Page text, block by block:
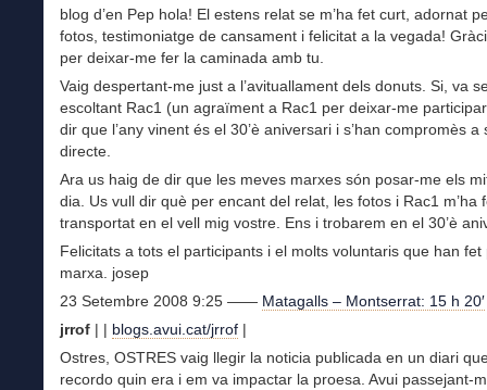
blog d’en Pep hola! El estens relat se m’ha fet curt, adornat
fotos, testimoniatge de cansament i felicitat a la vegada!
per deixar-me fer la caminada amb tu.
Vaig despertant-me just a l’avituallament dels donuts. Si, va
escoltant Rac1 (un agraïment a Rac1 per deixar-me
dir que l’any vinent és el 30’è aniversari i s’han compromès a
directe.
Ara us haig de dir que les meves marxes són posar-me els
dia. Us vull dir què per encant del relat, les fotos i Rac1 m’ha
transportat en el vell mig vostre. Ens i trobarem en el 30’è
Felicitats a tots el participants i el molts voluntaris que han fet
marxa. josep
23 Setembre 2008 9:25 —— Matagalls – Montserrat: 15 h 20′
jrrof | | blogs.avui.cat/jrrof |
Ostres, OSTRES vaig llegir la noticia publicada en un diari
recordo quin era i em va impactar la proesa. Avui passejant-